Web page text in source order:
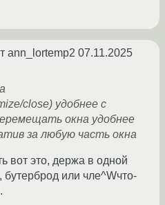
ann_lortemp2 07.11.2025
close) удобнее с
окна удобнее
за любую часть окна
вот это, держа в одной
бутерброд или чле^Wчто-